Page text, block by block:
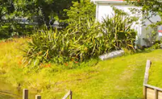
bas pour les parcourir ou en